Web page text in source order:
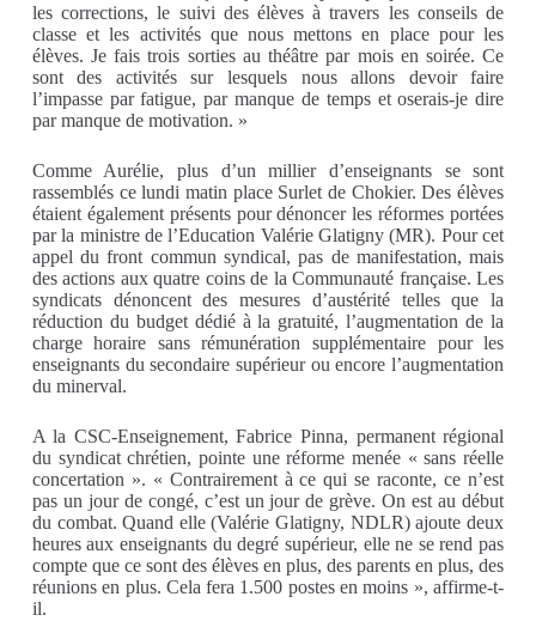
les corrections, le suivi des élèves à travers les conseils de
classe et les activités que nous mettons en place pour les
élèves. Je fais trois sorties au théâtre par mois en soirée. Ce
sont des activités sur lesquels nous allons devoir faire
l’impasse par fatigue, par manque de temps et oserais-je dire
par manque de motivation. »
Comme Aurélie, plus d’un millier d’enseignants se sont
rassemblés ce lundi matin place Surlet de Chokier. Des élèves
étaient également présents pour dénoncer les réformes portées
par la ministre de l’Education Valérie Glatigny (MR). Pour cet
appel du front commun syndical, pas de manifestation, mais
des actions aux quatre coins de la Communauté française. Les
syndicats dénoncent des mesures d’austérité telles que la
réduction du budget dédié à la gratuité, l’augmentation de la
charge horaire sans rémunération supplémentaire pour les
enseignants du secondaire supérieur ou encore l’augmentation
du minerval.
A la CSC-Enseignement, Fabrice Pinna, permanent régional
du syndicat chrétien, pointe une réforme menée « sans réelle
concertation ». « Contrairement à ce qui se raconte, ce n’est
pas un jour de congé, c’est un jour de grève. On est au début
du combat. Quand elle (Valérie Glatigny, NDLR) ajoute deux
heures aux enseignants du degré supérieur, elle ne se rend pas
compte que ce sont des élèves en plus, des parents en plus, des
réunions en plus. Cela fera 1.500 postes en moins », affirme-t-
il.